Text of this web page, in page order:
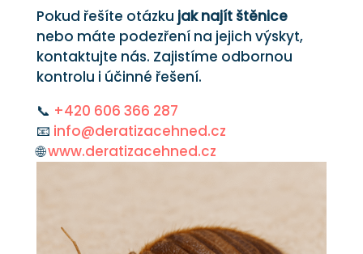
Pokud řešíte otázku jak najít štěnice
nebo máte podezření na jejich výskyt,
kontaktujte nás. Zajistíme odbornou
kontrolu i účinné řešení.
📞 +420 606 366 287
📧 info@deratizacehned.cz
🌐www.deratizacehned.cz